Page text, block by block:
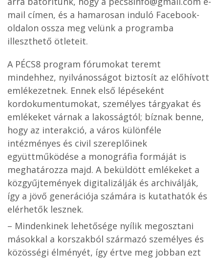
mail címen, és a hamarosan induló Facebook-
oldalon ossza meg velünk a programba
illeszthető ötleteit.
A PÉCS8 program fórumokat teremt
mindehhez, nyilvánosságot biztosít az előhívott
emlékezetnek. Ennek első lépéseként
kordokumentumokat, személyes tárgyakat és
emlékeket várnak a lakosságtól; bíznak benne,
hogy az interakció, a város különféle
intézményes és civil szereplőinek
együttműködése a monográfia formáját is
meghatározza majd. A beküldött emlékeket a
közgyűjtemények digitalizálják és archiválják,
így a jövő generációja számára is kutathatók és
elérhetők lesznek.
– Mindenkinek lehetősége nyílik megosztani
másokkal a korszakból származó személyes és
közösségi élményét, így értve meg jobban ezt